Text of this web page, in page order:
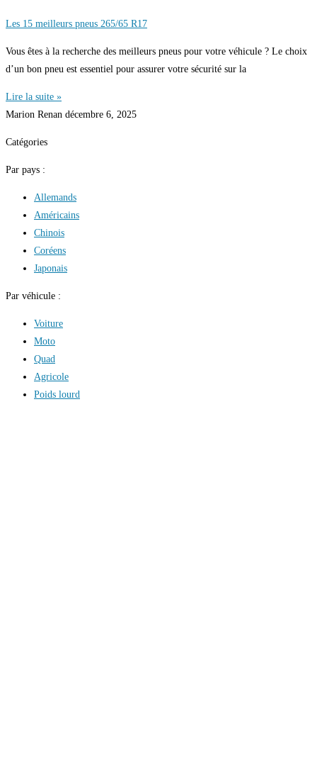
Les 15 meilleurs pneus 265/65 R17
Vous êtes à la recherche des meilleurs pneus pour votre véhicule ? Le choix
d’un bon pneu est essentiel pour assurer votre sécurité sur la
Lire la suite »
Marion Renan décembre 6, 2025
Catégories
Par pays :
Allemands
Américains
Chinois
Coréens
Japonais
Par véhicule :
Voiture
Moto
Quad
Agricole
Poids lourd